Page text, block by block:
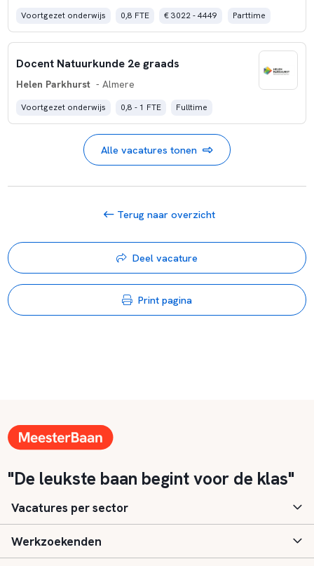
Voortgezet onderwijs 0,8 FTE € 3022 - 4449 Parttime
Docent Natuurkunde 2e graads
Helen Parkhurst - Almere
Voortgezet onderwijs 0,8 - 1 FTE Fulltime
Alle vacatures tonen
Terug naar overzicht
Deel vacature
Print pagina
"De leukste baan begint voor de klas"
Vacatures per sector
Basisonderwijs
Werkzoekenden